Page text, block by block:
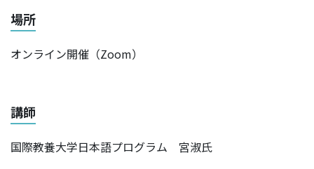
場所
オンライン開催（Zoom）
講師
国際教養大学日本語プログラム 宮淑氏